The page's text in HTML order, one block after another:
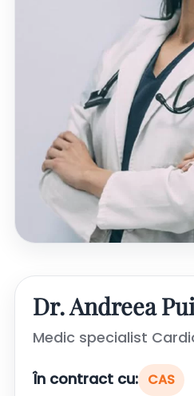
Dr. Andreea
Medic specialist
În contract cu: CAS